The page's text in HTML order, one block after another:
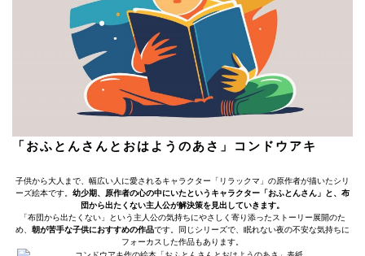
「おふとんさんとおはようのあさ」コンドウアキ
子供から大人まで、幅広い人に愛されるキャラクター「リラックマ」の原作者が描いたシリ
ーズ絵本です。 幼少期、原作者の心の中にいたというキャラクター「おふとんさん」と、布
団から出たくない主人公が解決策を見出していきます。
「布団から出たくない」という主人公の気持ちにやさしく寄り添ったストーリー展開のた
め、 朝が苦手な子供におすすめの作品です。同じシリーズで、眠れない夜の不安な気持ちに
フォーカスした作品もあります。